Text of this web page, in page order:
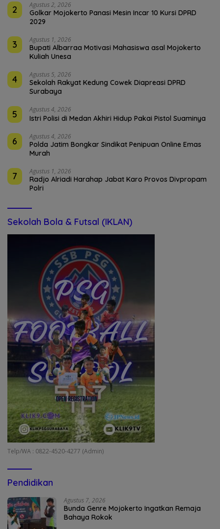
2 Agustus 2, 2026
Golkar Mojokerto Panasi Mesin Incar 10 Kursi DPRD
2029
3 Agustus 1, 2026
Bupati Albarraa Motivasi Mahasiswa asal Mojokerto
Kuliah Unesa
4 Agustus 5, 2026
Sekolah Rakyat Kedung Cowek Diapreasi DPRD
Surabaya
5 Agustus 4, 2026
Istri Polisi di Medan Akhiri Hidup Pakai Pistol Suaminya
6 Agustus 4, 2026
Polda Jatim Bongkar Sindikat Penipuan Online Emas
Murah
7 Agustus 1, 2026
Radjo Alriadi Harahap Jabat Karo Provos Divpropam
Polri
Sekolah Bola & Futsal (IKLAN)
Telp/WA : 0822-4520-4277 (Admin)
Pendidikan
Agustus 7, 2026
Bunda Genre Mojokerto Ingatkan Remaja
Bahaya Rokok